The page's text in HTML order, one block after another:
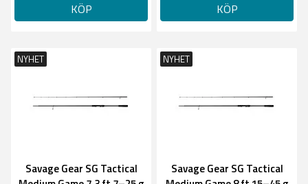
KÖP KÖP
NYHET
Savage Gear SG Tactical
NYHET
Savage Gear SG Tactical